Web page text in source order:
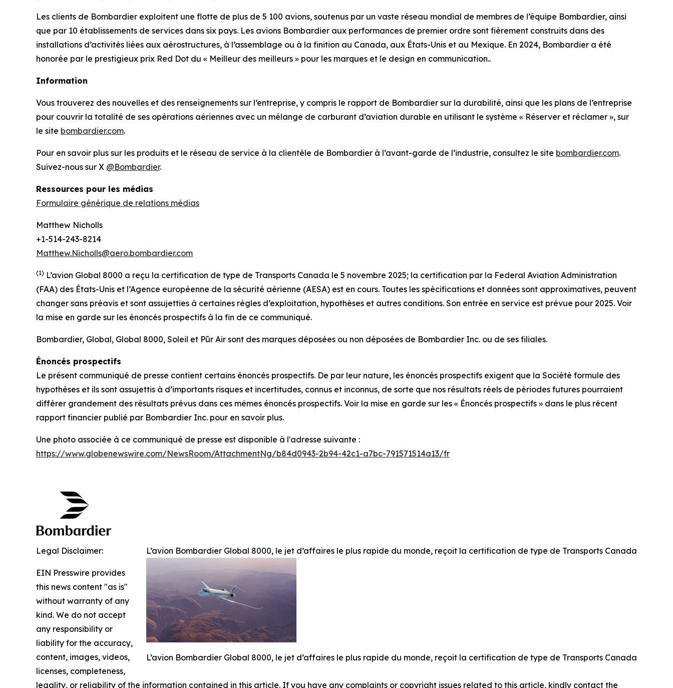
Les clients de Bombardier exploitent une flotte de plus de 5 100 avions, soutenus par un vaste réseau mondial de membres de l’équipe Bombardier, ainsi
que par 10 établissements de services dans six pays. Les avions Bombardier aux performances de premier ordre sont fièrement construits dans des
installations d’activités liées aux aérostructures, à l’assemblage ou à la finition au Canada, aux États-Unis et au Mexique. En 2024, Bombardier a été
honorée par le prestigieux prix Red Dot du « Meilleur des meilleurs » pour les marques et le design en communication..
Information
Vous trouverez des nouvelles et des renseignements sur l’entreprise, y compris le rapport de Bombardier sur la durabilité, ainsi que les plans de l’entreprise
pour couvrir la totalité de ses opérations aériennes avec un mélange de carburant d’aviation durable en utilisant le système « Réserver et réclamer », sur
le site bombardier.com.
Pour en savoir plus sur les produits et le réseau de service à la clientèle de Bombardier à l’avant-garde de l’industrie, consultez le site bombardier.com.
Suivez-nous sur X @Bombardier.
Ressources pour les médias
Formulaire générique de relations médias
Matthew Nicholls
+1-514-243-8214
Matthew.Nicholls@aero.bombardier.com
(1) L’avion Global 8000 a reçu la certification de type de Transports Canada le 5 novembre 2025; la certification par la Federal Aviation Administration
(FAA) des États-Unis et l’Agence européenne de la sécurité aérienne (AESA) est en cours. Toutes les spécifications et données sont approximatives, peuvent
changer sans préavis et sont assujetties à certaines règles d’exploitation, hypothèses et autres conditions. Son entrée en service est prévue pour 2025. Voir
la mise en garde sur les énoncés prospectifs à la fin de ce communiqué.
Bombardier, Global, Global 8000, Soleil et Pũr Air sont des marques déposées ou non déposées de Bombardier Inc. ou de ses filiales.
Énoncés prospectifs
Le présent communiqué de presse contient certains énoncés prospectifs. De par leur nature, les énoncés prospectifs exigent que la Société formule des
hypothèses et ils sont assujettis à d’importants risques et incertitudes, connus et inconnus, de sorte que nos résultats réels de périodes futures pourraient
différer grandement des résultats prévus dans ces mêmes énoncés prospectifs. Voir la mise en garde sur les « Énoncés prospectifs » dans le plus récent
rapport financier publié par Bombardier Inc. pour en savoir plus.
Une photo associée à ce communiqué de presse est disponible à l'adresse suivante :
https://www.globenewswire.com/NewsRoom/AttachmentNg/b84d0943-2b94-42c1-a7bc-791571514a13/fr
L’avion Bombardier Global 8000, le jet d’affaires le plus rapide du monde, reçoit la certification de type de Transports Canada
L’avion Bombardier Global 8000, le jet d’affaires le plus rapide du monde, reçoit la certification de type de Transports Canada
Legal Disclaimer:
EIN Presswire provides
this news content "as is"
without warranty of any
kind. We do not accept
any responsibility or
liability for the accuracy,
content, images, videos,
licenses, completeness,
legality, or reliability of the information contained in this article. If you have any complaints or copyright issues related to this article, kindly contact the